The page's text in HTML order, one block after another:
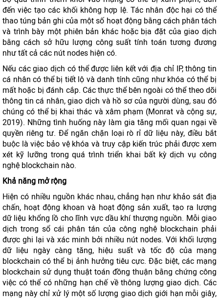
đến việc tạo các khối không hợp lệ. Tác nhân độc hại có thể
thao túng bản ghi của một số hoạt động bằng cách phân tách
và trình bày một phiên bản khác hoặc bịa đặt của giao dịch
bằng cách sở hữu lượng công suất tính toán tương đương
như tất cả các nút nodes hiện có.
Nếu các giao dịch có thể được liên kết với địa chỉ IP, thông tin
cá nhân có thể bị tiết lộ và danh tính cũng như khóa có thể bị
mất hoặc bị đánh cắp. Các thực thể bên ngoài có thể theo dõi
thông tin cá nhân, giao dịch và hồ sơ của người dùng, sau đó
chúng có thể bị khai thác và xâm phạm (Monrat và cộng sự,
2019). Những tình huống này làm gia tăng mối quan ngại về
quyền riêng tư. Để ngăn chặn loại rò rỉ dữ liệu này, điều bắt
buộc là việc bảo vệ khóa và truy cập kiến ​​trúc phải được xem
xét kỹ lưỡng trong quá trình triển khai bất kỳ dịch vụ công
nghệ blockchain nào.
Khả năng mở rộng
Hiện có nhiều nguồn khác nhau, chẳng hạn như khảo sát địa
chấn, hoạt động khoan và hoạt động sản xuất, tạo ra lượng
dữ liệu khổng lồ cho lĩnh vực dầu khí thượng nguồn. Mỗi giao
dịch trong sổ cái phân tán của công nghệ blockchain phải
được ghi lại và xác minh bởi nhiều nút nodes. Với khối lượng
dữ liệu ngày càng tăng, hiệu suất và tốc độ của mạng
blockchain có thể bị ảnh hưởng tiêu cực. Đặc biệt, các mạng
blockchain sử dụng thuật toán đồng thuận bằng chứng công
việc có thể có những hạn chế về thông lượng giao dịch. Các
mạng này chỉ xử lý một số lượng giao dịch giới hạn mỗi giây,